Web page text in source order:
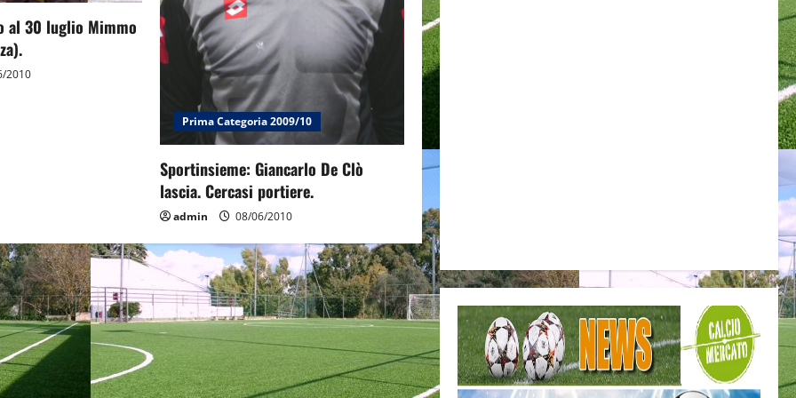
al 30 luglio Mimmo
2010
Prima Categoria 2009/10
Sportinsieme: Giancarlo De Clò
lascia. Cercasi portiere.
admin 08/06/2010